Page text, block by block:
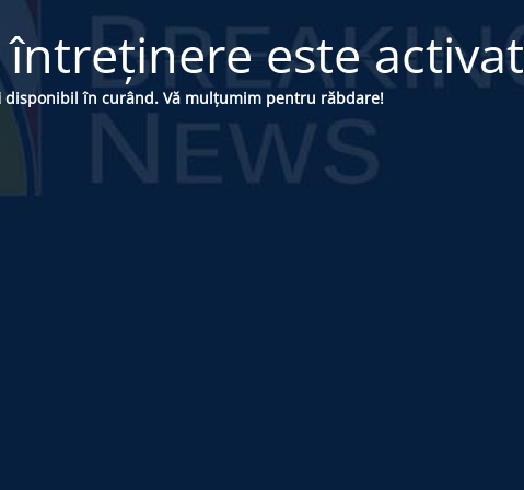
este activat
disponibil în curând. Vă mulțumim pentru răbdare!